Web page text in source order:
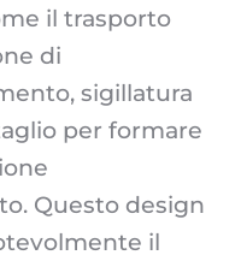
il trasporto
di
sigillatura
per formare
Questo design
il